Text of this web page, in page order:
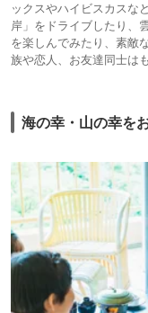
ックスやハイビスカスな
岸」をドライブしたり、
を楽しんでみたり、素敵
族や恋人、お友達同士は
海の幸・山の幸を